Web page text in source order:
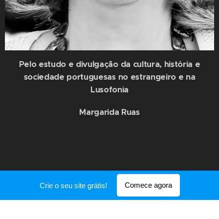
Pelo estudo e divulgação da cultura, história e
sociedade portuguesas no estrangeiro e na
Lusofonia
Margarida Ruas
Desenvolvido por Webnode
Crie o seu site grátis! Comece agora